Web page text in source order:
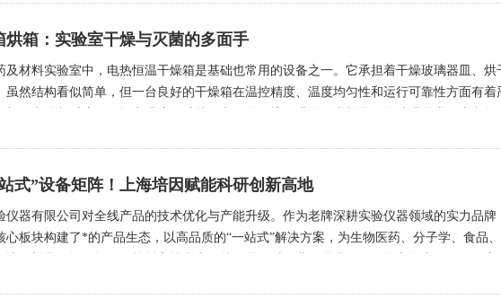
烘箱：实验室干燥与灭菌的多面手
及材料实验室中，电热恒温干燥箱是基础也常用的设备之一。它承担着干燥玻璃器皿、
虽然结构看似简单，但一台良好的干燥箱在温控精度、温度均匀性和运行可靠性方面有
加热和强制对流，在设定温度下维持稳定的热环境，满足各类样品的热处理需求。本文将
式”设备矩阵！上海培因赋能科研创新高地
仪器有限公司对全线产品的技术优化与产能升级。作为老牌深耕实验仪器领域的实力品
心板块构建了*的产品生态，以高品质的“一站式”解决方案，为生物医药、分子学、食品
决了样品干燥不均匀、能耗高等痛点。特别是针对工业级需求研发的热老化实验箱，已广